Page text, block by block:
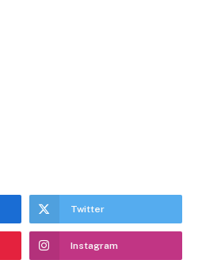
Twitter
Instagram